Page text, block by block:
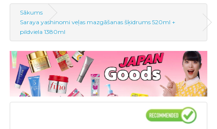
Sākums
Saraya yashinomi veļas mazgāšanas šķidrums 520ml +
pildviela 1380ml